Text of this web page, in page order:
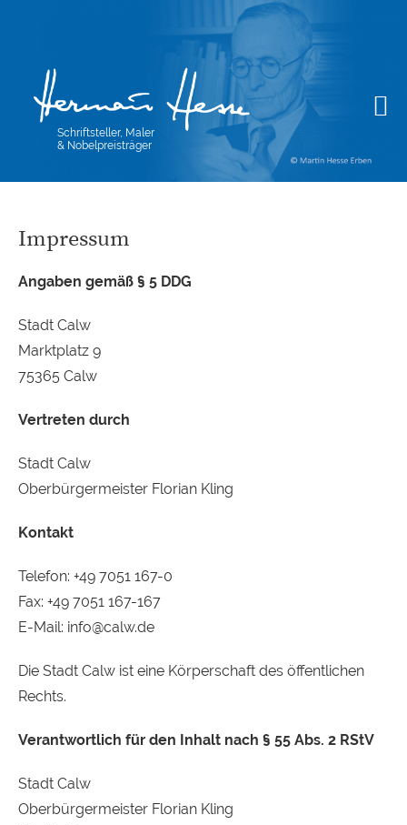
Schriftsteller, Maler
& Nobelpreisträger
Impressum
Angaben gemäß § 5 DDG
Stadt Calw
Marktplatz 9
75365 Calw
Vertreten durch
Stadt Calw
Oberbürgermeister Florian Kling
Kontakt
Te­le­fon: +49 7051 167-0
Fax: +49 7051 167-167
E-Mail: info@calw.de
Die Stadt Calw ist eine Körperschaft des öffentlichen
Rechts.
Verantwortlich für den Inhalt nach § 55 Abs. 2 RStV
Stadt Calw
Oberbürgermeister Florian Kling